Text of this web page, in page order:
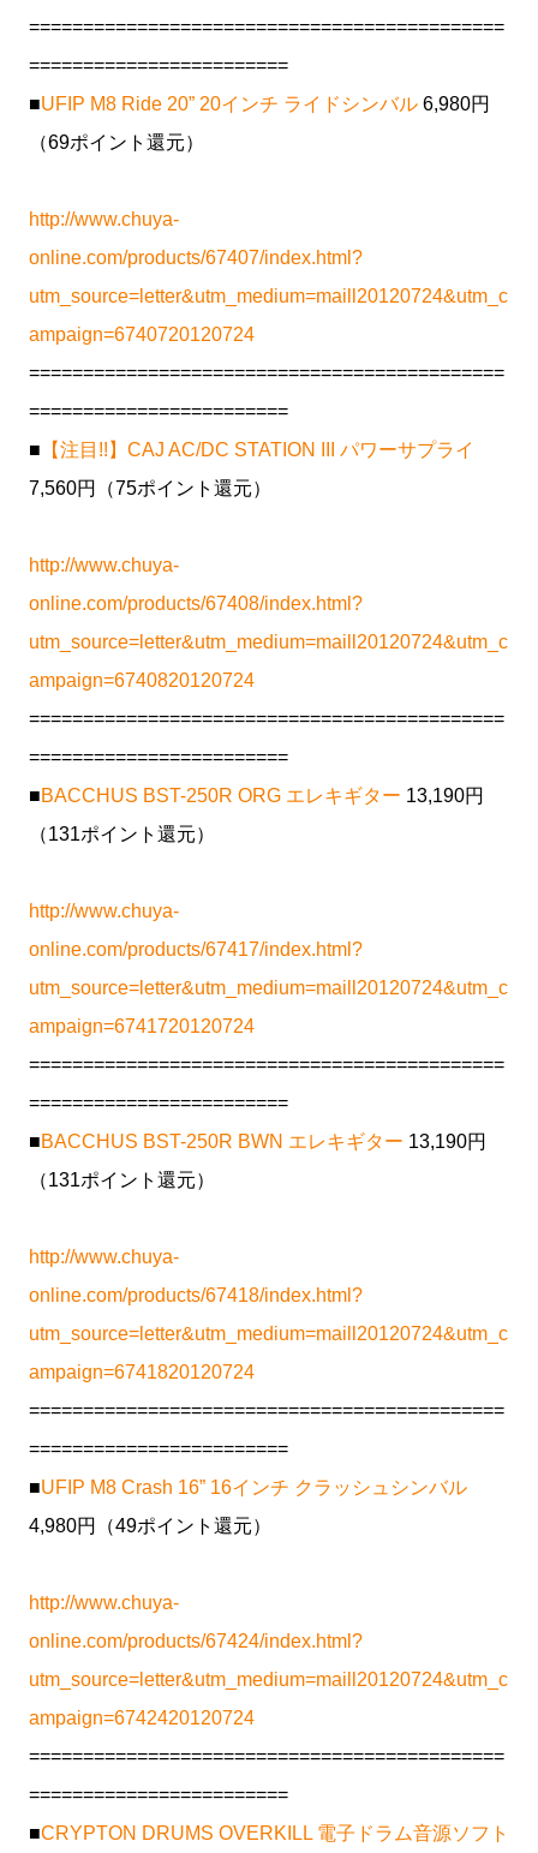
============================================
========================
■UFIP M8 Ride 20” 20インチ ライドシンバル 6,980円
（69ポイント還元）
http://www.chuya-
online.com/products/67407/index.html?
utm_source=letter&utm_medium=maill20120724&utm_c
ampaign=6740720120724
============================================
========================
■ 【注目!!】CAJ AC/DC STATION III パワーサプライ
7,560円（75ポイント還元）
http://www.chuya-
online.com/products/67408/index.html?
utm_source=letter&utm_medium=maill20120724&utm_c
ampaign=6740820120724
============================================
========================
■BACCHUS BST-250R ORG エレキギター 13,190円
（131ポイント還元）
http://www.chuya-
online.com/products/67417/index.html?
utm_source=letter&utm_medium=maill20120724&utm_c
ampaign=6741720120724
============================================
========================
■BACCHUS BST-250R BWN エレキギター 13,190円
（131ポイント還元）
http://www.chuya-
online.com/products/67418/index.html?
utm_source=letter&utm_medium=maill20120724&utm_c
ampaign=6741820120724
============================================
========================
■UFIP M8 Crash 16” 16インチ クラッシュシンバル
4,980円（49ポイント還元）
http://www.chuya-
online.com/products/67424/index.html?
utm_source=letter&utm_medium=maill20120724&utm_c
ampaign=6742420120724
============================================
========================
■CRYPTON DRUMS OVERKILL 電子ドラム音源ソフト